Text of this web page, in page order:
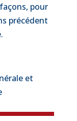
pour
précédent
et